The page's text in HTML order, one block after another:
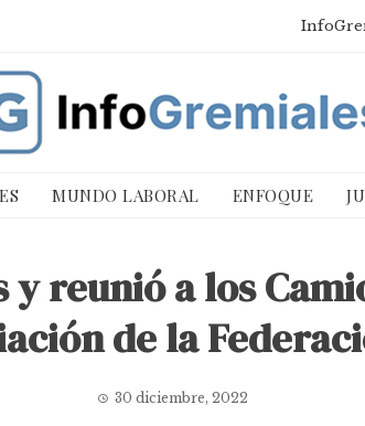
MUNDO LABORAL ENFOQUE
reunió a los
de la
30 diciembre, 2022